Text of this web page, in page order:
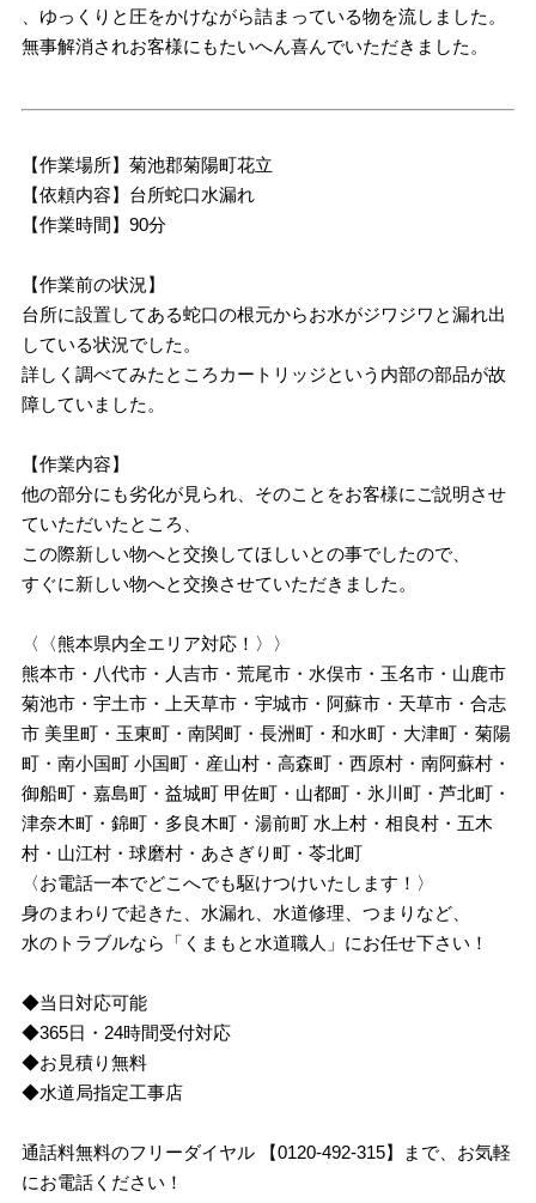
、ゆっくりと圧をかけながら詰まっている物を流しました。
無事解消されお客様にもたいへん喜んでいただきました。
【作業場所】菊池郡菊陽町花立
【依頼内容】台所蛇口水漏れ
【作業時間】90分
【作業前の状況】
台所に設置してある蛇口の根元からお水がジワジワと漏れ出
している状況でした。
詳しく調べてみたところカートリッジという内部の部品が故
障していました。
【作業内容】
他の部分にも劣化が見られ、そのことをお客様にご説明させ
ていただいたところ、
この際新しい物へと交換してほしいとの事でしたので、
すぐに新しい物へと交換させていただきました。
〈〈熊本県内全エリア対応！〉〉
熊本市・八代市・人吉市・荒尾市・水俣市・玉名市・山鹿市
菊池市・宇土市・上天草市・宇城市・阿蘇市・天草市・合志
市 美里町・玉東町・南関町・長洲町・和水町・大津町・菊陽
町・南小国町 小国町・産山村・高森町・西原村・南阿蘇村・
御船町・嘉島町・益城町 甲佐町・山都町・氷川町・芦北町・
津奈木町・錦町・多良木町・湯前町 水上村・相良村・五木
村・山江村・球磨村・あさぎり町・苓北町
〈お電話一本でどこへでも駆けつけいたします！〉
身のまわりで起きた、水漏れ、水道修理、つまりなど、
水のトラブルなら「くまもと水道職人」にお任せ下さい！
◆当日対応可能
◆365日・24時間受付対応
◆お見積り無料
◆水道局指定工事店
通話料無料のフリーダイヤル 【0120-492-315】まで、お気軽
にお電話ください！